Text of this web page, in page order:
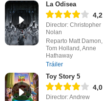
La Odisea
4,2
Director: Christopher
Nolan
Reparto Matt Damon,
Tom Holland, Anne
Hathaway
Tráiler
Toy Story 5
4,0
Director: Andrew